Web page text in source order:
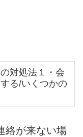
対処法１・会
る/いくつかの
絡が来ない場